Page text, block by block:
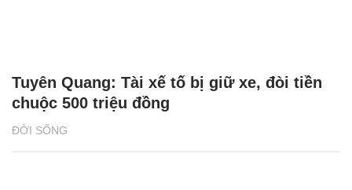
ĐỜI SỐNG
Tuyên Quang: Tài xế tố bị giữ xe, đòi tiền
chuộc 500 triệu đồng